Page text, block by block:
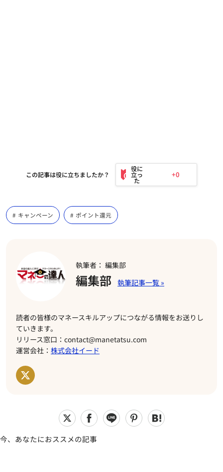
この記事は役に立ちましたか？ +0
キャンペーン ポイント還元
執筆者： 編集部
編集部
読者の皆様のマネースキルアップにつながる情報をお送りし
ていきます。
リリース窓口：contact@manetatsu.com
運営会社： 株式会社イード
今、あなたにおススメの記事